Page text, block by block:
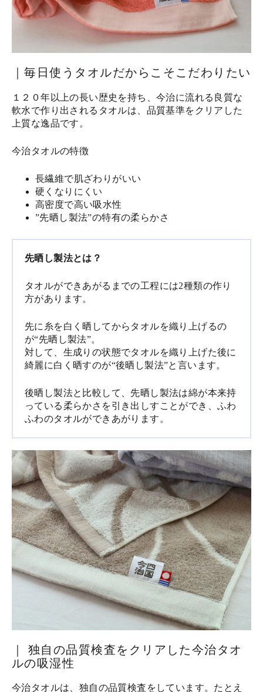
｜毎日使うタオルだからこそこだわりたい
１２０年以上の長い歴史を持ち、今治に流れる良質な
軟水で作り出されるタオルは、品質基準をクリアした
上質な逸品です。
今治タオルの特徴
長繊維で肌ざわりがいい
硬くなりにくい
高密度で高い吸水性
”先晒し製法”の特有の柔らかさ
先晒し製法とは？
タオルができあがるまでの工程には2種類の作り
方があります。
先に糸を白く晒してからタオルを織り上げるの
が“先晒し製法”。
対して、生成りの状態でタオルを織り上げた後に
綺麗に白く晒すのが“後晒し製法”と言います。
後晒し製法と比較して、先晒し製法は綿が本来持
っている柔らかさを引き出しすことができ、ふわ
ふわのタオルができあがります。
｜ 独自の品質検査をクリアした今治タオ
ルの吸湿性
今治タオルは、独自の品質検査をしています。たとえ